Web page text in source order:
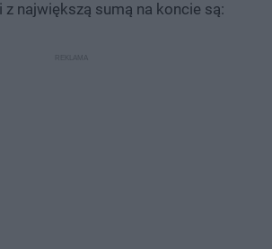
największą sumą na koncie są: